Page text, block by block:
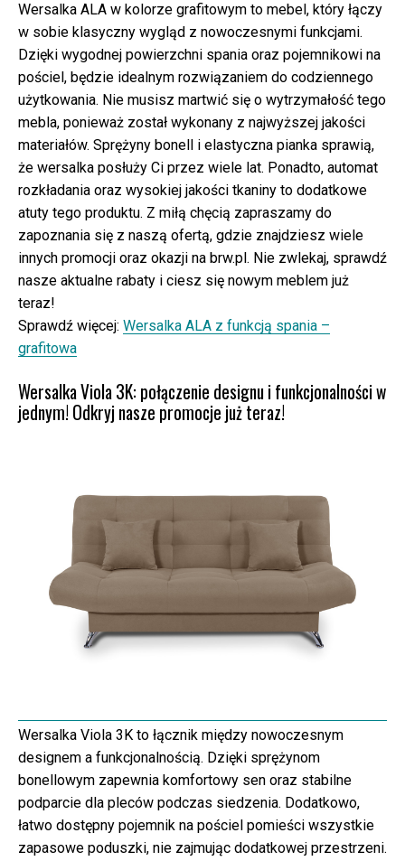
Wersalka ALA w kolorze grafitowym to mebel, który łączy
w sobie klasyczny wygląd z nowoczesnymi funkcjami.
Dzięki wygodnej powierzchni spania oraz pojemnikowi na
pościel, będzie idealnym rozwiązaniem do codziennego
użytkowania. Nie musisz martwić się o wytrzymałość tego
mebla, ponieważ został wykonany z najwyższej jakości
materiałów. Sprężyny bonell i elastyczna pianka sprawią,
że wersalka posłuży Ci przez wiele lat. Ponadto, automat
rozkładania oraz wysokiej jakości tkaniny to dodatkowe
atuty tego produktu. Z miłą chęcią zapraszamy do
zapoznania się z naszą ofertą, gdzie znajdziesz wiele
innych promocji oraz okazji na brw.pl. Nie zwlekaj, sprawdź
nasze aktualne rabaty i ciesz się nowym meblem już
teraz!
Sprawdź więcej: Wersalka ALA z funkcją spania –
grafitowa
Wersalka Viola 3K: połączenie designu i funkcjonalności w
jednym! Odkryj nasze promocje już teraz!
Wersalka Viola 3K to łącznik między nowoczesnym
designem a funkcjonalnością. Dzięki sprężynom
bonellowym zapewnia komfortowy sen oraz stabilne
podparcie dla pleców podczas siedzenia. Dodatkowo,
łatwo dostępny pojemnik na pościel pomieści wszystkie
zapasowe poduszki, nie zajmując dodatkowej przestrzeni.